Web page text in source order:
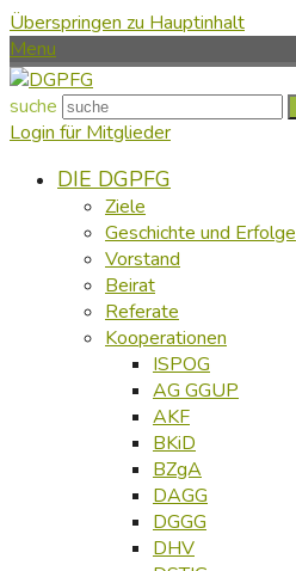
Überspringen zu Hauptinhalt
Menu
suche
Login für Mitglieder
DIE DGPFG
Ziele
Geschichte und Erfolge
Vorstand
Beirat
Referate
Kooperationen
ISPOG
AG GGUP
AKF
BKiD
BZgA
DAGG
DGGG
DHV